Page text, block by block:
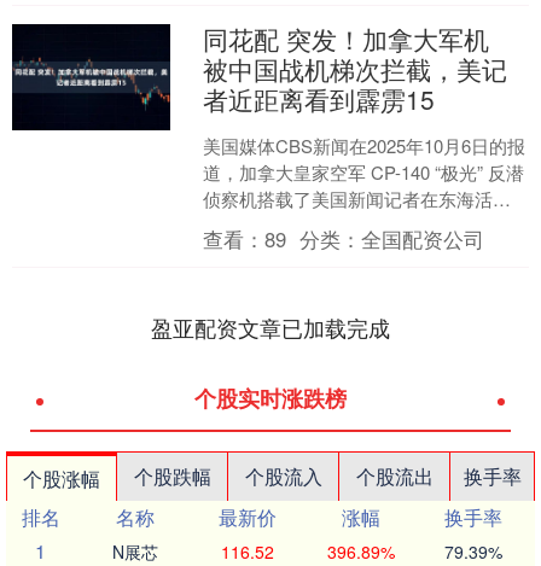
同花配 突发！加拿大军机
被中国战机梯次拦截，美记
者近距离看到霹雳15
美国媒体CBS新闻在2025年10月6日的报
道，加拿大皇家空军 CP-140 “极光” 反潜
侦察机搭载了美国新闻记者在东海活动
时，遭中国空军战斗机梯次拦截。加
拿....
查看：89 分类：全国配资公司
盈亚配资文章已加载完成
个股实时涨跌榜
个股涨幅 个股跌幅 个股流入 个股流出
换手率
排名
名称 最新价 涨幅
换手率
1
N展芯 116.52 396.89% 79.39%